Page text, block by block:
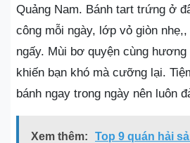
Quảng Nam. Bánh tart trứng ở
công mỗi ngày, lớp vỏ giòn
ngấy. Mùi bơ quyện cùng
khiến bạn khó mà cưỡng lại.
bánh ngay trong ngày nên luôn
Xem thêm:
Top 9 quán hải